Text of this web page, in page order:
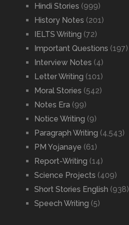
Hindi Stories (999)
History Notes (201)
IELTS Writing (72)
Important Questions (197)
Interview Notes (4)
Letter Writing (101)
Moral Stories (542)
Notes Era (99)
Notice Writing (9)
Paragraph Writing (4,543)
PM Yojanaye (61)
Report-Writing (14)
Science Projects (409)
Short Stories English (938)
Speech Writing (5)